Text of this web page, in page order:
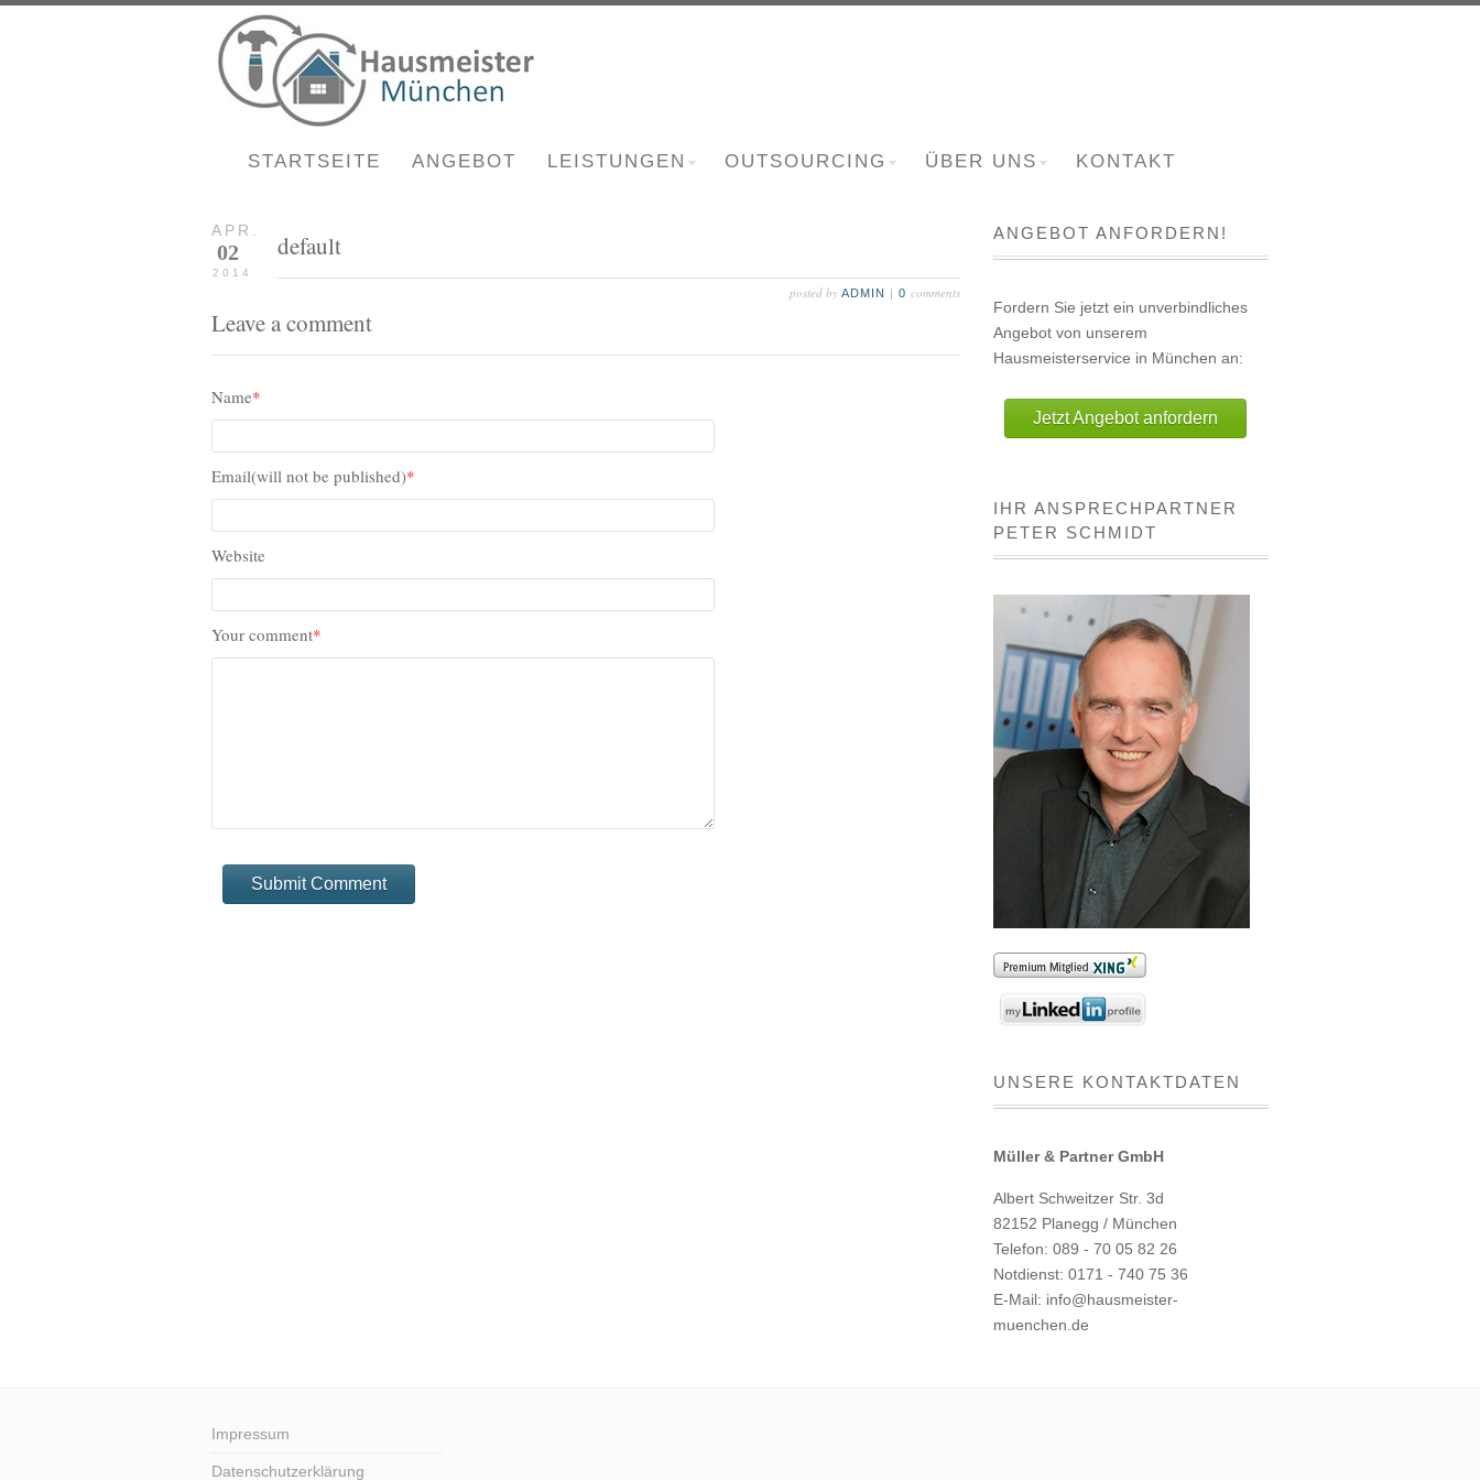
STARTSEITE ANGEBOT LEISTUNGEN OUTSOURCING ÜBER UNS KONTAKT
APR.
02
2014
default
posted by ADMIN | 0 comments
Leave a comment
Name*
Email(will not be published)*
Website
Your comment*
Submit Comment
ANGEBOT ANFORDERN!
Fordern Sie jetzt ein unverbindliches
Angebot von unserem
Hausmeisterservice in München an:
Jetzt Angebot anfordern
IHR ANSPRECHPARTNER
PETER SCHMIDT
UNSERE KONTAKTDATEN
Müller & Partner GmbH
Albert Schweitzer Str. 3d
82152 Planegg / München
Telefon: 089 - 70 05 82 26
Notdienst: 0171 - 740 75 36
E-Mail: info@hausmeister-
muenchen.de
Impressum
Datenschutzerklärung